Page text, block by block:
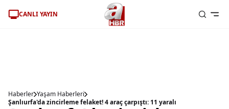
CANLI YAYIN
Haberler Yaşam Haberleri
Şanlıurfa'da zincirleme felaket! 4 araç çarpıştı: 11 yaralı